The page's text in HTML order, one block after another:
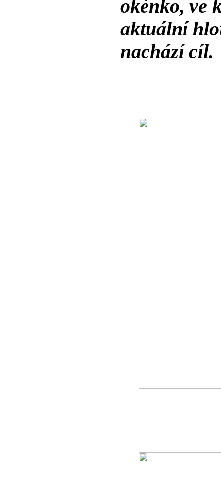
okénko, ve
aktuální
nachází cíl.